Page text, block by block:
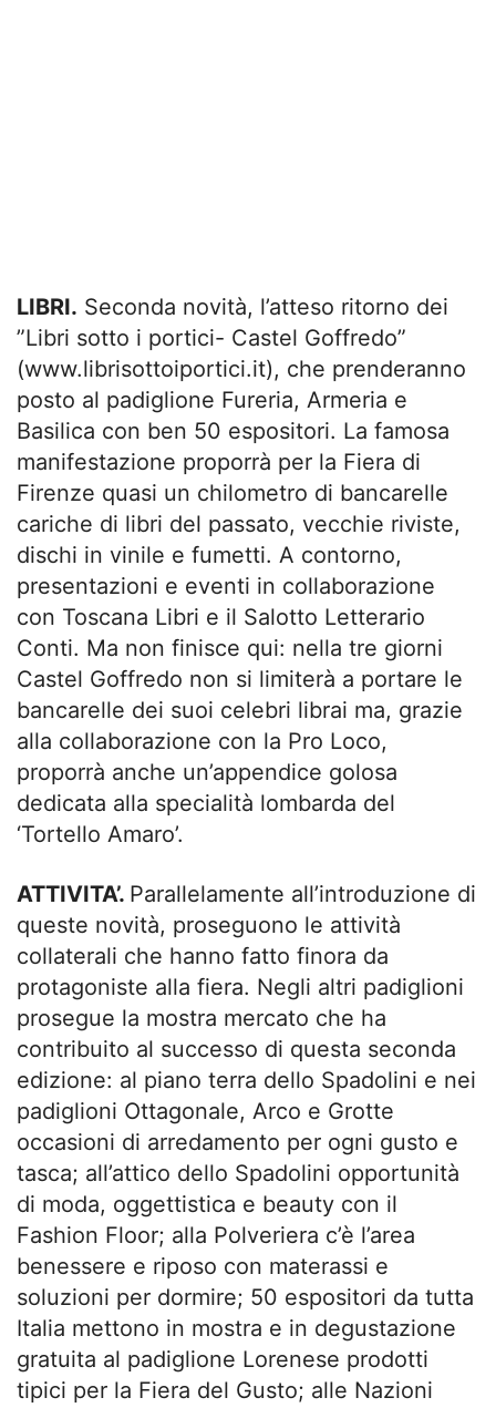
LIBRI. Seconda novità, l’atteso ritorno dei
”Libri sotto i portici- Castel Goffredo”
(www.librisottoiportici.it), che prenderanno
posto al padiglione Fureria, Armeria e
Basilica con ben 50 espositori. La famosa
manifestazione proporrà per la Fiera di
Firenze quasi un chilometro di bancarelle
cariche di libri del passato, vecchie riviste,
dischi in vinile e fumetti. A contorno,
presentazioni e eventi in collaborazione
con Toscana Libri e il Salotto Letterario
Conti. Ma non finisce qui: nella tre giorni
Castel Goffredo non si limiterà a portare le
bancarelle dei suoi celebri librai ma, grazie
alla collaborazione con la Pro Loco,
proporrà anche un’appendice golosa
dedicata alla specialità lombarda del
‘Tortello Amaro’.
ATTIVITA’. Parallelamente all’introduzione di
queste novità, proseguono le attività
collaterali che hanno fatto finora da
protagoniste alla fiera. Negli altri padiglioni
prosegue la mostra mercato che ha
contribuito al successo di questa seconda
edizione: al piano terra dello Spadolini e nei
padiglioni Ottagonale, Arco e Grotte
occasioni di arredamento per ogni gusto e
tasca; all’attico dello Spadolini opportunità
di moda, oggettistica e beauty con il
Fashion Floor; alla Polveriera c’è l’area
benessere e riposo con materassi e
soluzioni per dormire; 50 espositori da tutta
Italia mettono in mostra e in degustazione
gratuita al padiglione Lorenese prodotti
tipici per la Fiera del Gusto; alle Nazioni